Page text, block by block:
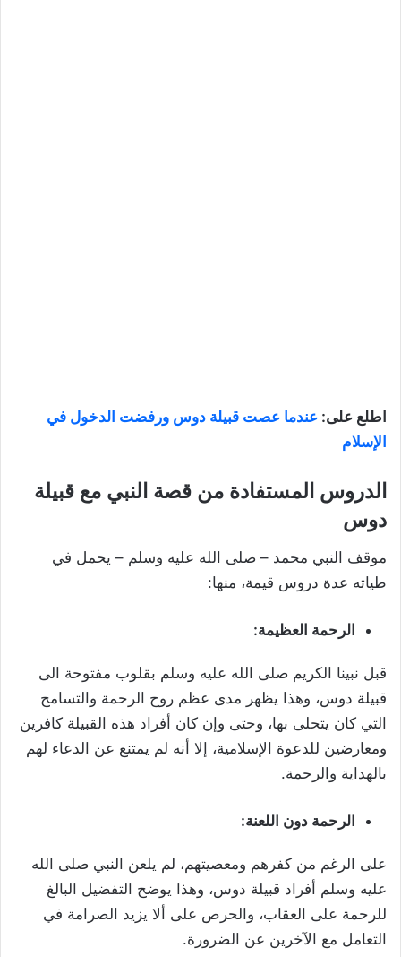
اطلع على: عندما عصت قبيلة دوس ورفضت الدخول في
الإسلام
الدروس المستفادة من قصة النبي مع قبيلة
دوس
موقف النبي محمد – صلى الله عليه وسلم – يحمل في
طياته عدة دروس قيمة، منها:
الرحمة العظيمة:
قبل نبينا الكريم صلى الله عليه وسلم بقلوب مفتوحة الى
قبيلة دوس، وهذا يظهر مدى عظم روح الرحمة والتسامح
التي كان يتحلى بها، وحتى وإن كان أفراد هذه القبيلة كافرين
ومعارضين للدعوة الإسلامية، إلا أنه لم يمتنع عن الدعاء لهم
بالهداية والرحمة.
الرحمة دون اللعنة:
على الرغم من كفرهم ومعصيتهم، لم يلعن النبي صلى الله
عليه وسلم أفراد قبيلة دوس، وهذا يوضح التفضيل البالغ
للرحمة على العقاب، والحرص على ألا يزيد الصرامة في
التعامل مع الآخرين عن الضرورة.